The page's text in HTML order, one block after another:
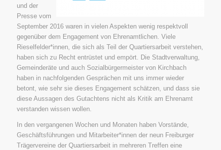
und der
Presse vom
September 2016 waren in vielen Aspekten wenig respektvoll
gegenüber dem Engagement von Ehrenamtlichen. Viele
Rieselfelder*innen, die sich als Teil der Quartiersarbeit verstehen,
haben sich zu Recht entrüstet und empört. Die Stadtverwaltung,
Gemeinderäte und auch Sozialbürgermeister von Kirchbach
haben in nachfolgenden Gesprächen mit uns immer wieder
betont, wie sehr sie dieses Engagement schätzen, und dass sie
diese Aussagen des Gutachtens nicht als Kritik am Ehrenamt
verstanden wissen wollen.
In den vergangenen Wochen und Monaten haben Vorstände,
Geschäftsführungen und Mitarbeiter*innen der neun Freiburger
Trägervereine der Quartiersarbeit in mehreren Treffen eine